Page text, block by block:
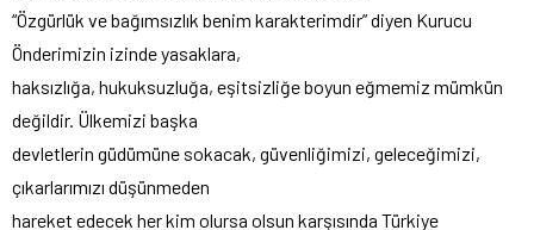
“Özgürlük ve bağımsızlık benim karakterimdir” diyen Kurucu
Önderimizin izinde yasaklara,
haksızlığa, hukuksuzluğa, eşitsizliğe boyun eğmemiz mümkün
değildir. Ülkemizi başka
devletlerin güdümüne sokacak, güvenliğimizi, geleceğimizi,
çıkarlarımızı düşünmeden
hareket edecek her kim olursa olsun karşısında Türkiye